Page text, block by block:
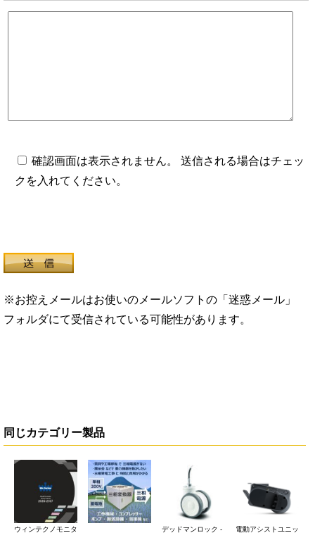
確認画面は表示されません。 送信される場合はチェッ
クを入れてください。
※お控えメールはお使いのメールソフトの「迷惑メール」
フォルダにて受信されている可能性があります。
同じカテゴリー製品
ウィンテクノモニタ
デッドマンロック -
電動アシストユニッ